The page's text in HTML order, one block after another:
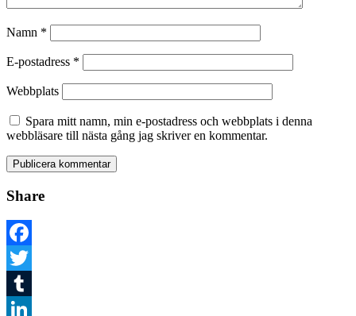
Namn *
E-postadress *
Webbplats
Spara mitt namn, min e-postadress och webbplats i denna
webbläsare till nästa gång jag skriver en kommentar.
Share
Facebook
Twitter
Tumblr